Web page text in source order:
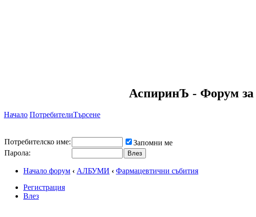
АспиринЪ - Форум за
Начало ПотребителиТърсене
Потребителско име:
Запомни ме
Парола:
Начало форум ‹ АЛБУМИ ‹ Фармацевтични събития
Регистрация
Влез